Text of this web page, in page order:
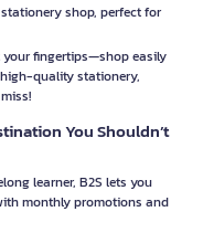
shop, perfect for
your fingertips—shop easily
quality stationery,
You Shouldn’t
learner, B2S lets you
monthly promotions and